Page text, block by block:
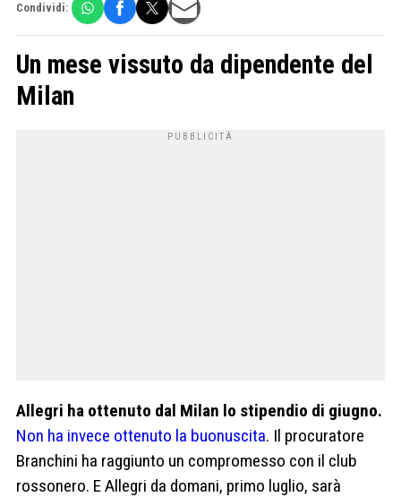
Condividi:
Un mese vissuto da dipendente del
Milan
Allegri ha ottenuto dal Milan lo stipendio di giugno.
Non ha invece ottenuto la buonuscita. Il procuratore
Branchini ha raggiunto un compromesso con il club
rossonero. E Allegri da domani, primo luglio, sarà